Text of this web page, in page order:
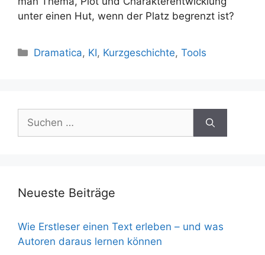
unter einen Hut, wenn der Platz begrenzt ist?
Kategorien
Dramatica, KI, Kurzgeschichte,Tools
Suchen
nach:
Neueste Beiträge
Wie Erstleser einen Text erleben – und was
Autoren daraus lernen können